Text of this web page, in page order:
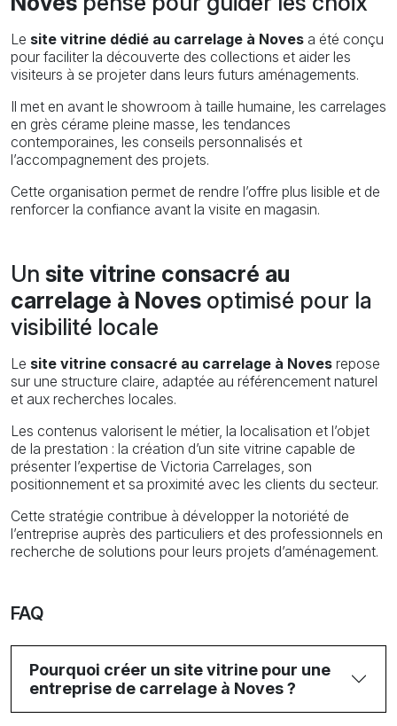
Le site vitrine dédié au carrelage à Noves a été conçu
pour faciliter la découverte des collections et aider les
visiteurs à se projeter dans leurs futurs aménagements.
Il met en avant le showroom à taille humaine, les carrelages
en grès cérame pleine masse, les tendances
contemporaines, les conseils personnalisés et
l’accompagnement des projets.
Cette organisation permet de rendre l’offre plus lisible et de
renforcer la confiance avant la visite en magasin.
Un site vitrine consacré au
carrelage à Noves optimisé pour la
visibilité locale
Le site vitrine consacré au carrelage à Noves repose
sur une structure claire, adaptée au référencement naturel
et aux recherches locales.
Les contenus valorisent le métier, la localisation et l’objet
de la prestation : la création d’un site vitrine capable de
présenter l’expertise de Victoria Carrelages, son
positionnement et sa proximité avec les clients du secteur.
Cette stratégie contribue à développer la notoriété de
l’entreprise auprès des particuliers et des professionnels en
recherche de solutions pour leurs projets d’aménagement.
FAQ
Pourquoi créer un site vitrine pour une
entreprise de carrelage à Noves ?